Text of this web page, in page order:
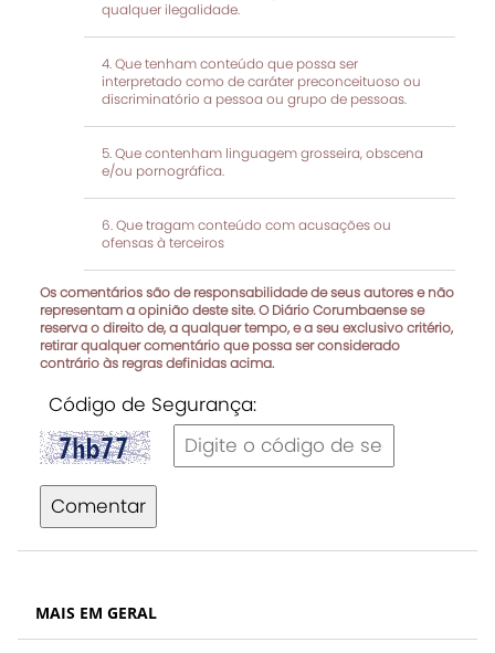
qualquer ilegalidade.
Que tenham conteúdo que possa ser
interpretado como de caráter preconceituoso ou
discriminatório a pessoa ou grupo de pessoas.
Que contenham linguagem grosseira, obscena
e/ou pornográfica.
Que tragam conteúdo com acusações ou
ofensas à terceiros
Os comentários são de responsabilidade de seus autores e não
representam a opinião deste site. O Diário Corumbaense se
reserva o direito de, a qualquer tempo, e a seu exclusivo critério,
retirar qualquer comentário que possa ser considerado
contrário às regras definidas acima.
Código de Segurança:
Comentar
MAIS EM GERAL